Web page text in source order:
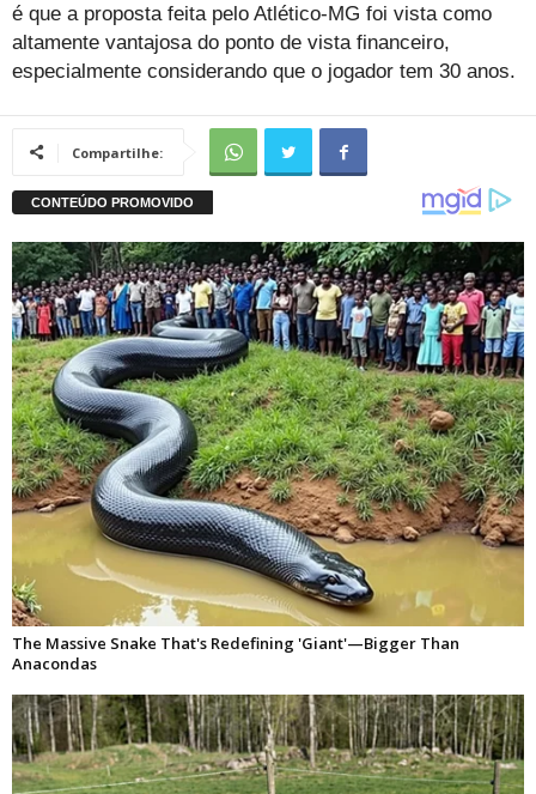
é que a proposta feita pelo Atlético-MG foi vista como
altamente vantajosa do ponto de vista financeiro,
especialmente considerando que o jogador tem 30 anos.
Compartilhe: